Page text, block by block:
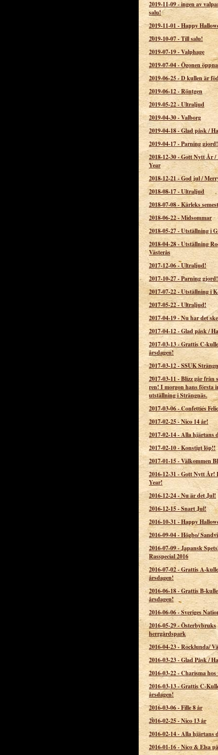
2019-11-09-ingen av
salu!
2019-11-01-Happy
2019-10-07-Till salu!
2019-07-19-Valphage
2019-07-04-Ögonen
2019-06-25-D kullen är
2019-06-12-Röntgen
2019-05-22-Ultraljud
2019-04-30-Valborg
2019-04-18-Glad påsk /
2019-04-17-Parning gjord!
2018-12-30-Gott Nytt År /
Year
2018-12-21-God jul /
2018-08-17-Ultraljud
2018-07-08-Kärleks
2018-06-22-Midsommar
2018-05-27-Utställning i
2018-04-28-Utställning
Västerås
2017-12-06-Ultraljud!
2017-10-27-Parning gjord!
2017-07-22-Utställning i
2017-05-22-Ultraljud!
2017-04-19-Nu har det
2017-04-12-Glad påsk /
2017-03-13-Grattis C-
årsdagen!
2017-03-12-SSUK
2017-03-11-Blizz går från
ren! I morgon hans första
utställning i Strängnäs.
2017-03-06-Confettiés
2017-02-25-Nico 14 år!
2017-02-14-Alla hjärtans
2017-02-10-Konstigt löp!!
2017-01-15-Välkommen
2016-12-31-Gott Nytt År!
Year!
2016-12-24-Nu är det Jul!
2016-12-15-Snart Jul!
2016-10-31-Happy
2016-09-04-Högbo/
2016-07-09-Japansk
Rasspecial 2016
2016-07-02-Grattis A-
årsdagen!
2016-06-18-Grattis B-
årsdagen!
2016-06-06-Sveriges
2016-05-29-Österbybruks
herrgårdspark
2016-04-23-Rocklunda/
2016-03-23-Glad Påsk /
2016-03-22-Charisma
2016-03-13-Grattis C-
årsdagen!
2016-03-06-Fille 8 år
2016-02-25-Nico 13 år
2016-02-14-Alla hjärtans
2016-01-16-Nico & Elsa